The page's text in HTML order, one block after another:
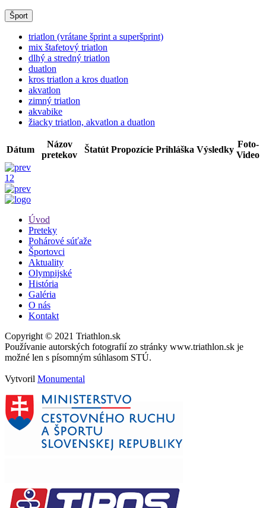
Šport
triatlon (vrátane šprint a superšprint)
mix štafetový triatlon
dlhý a stredný triatlon
duatlon
kros triatlon a kros duatlon
akvatlon
zimný triatlon
akvabike
žiacky triatlon, akvatlon a duatlon
Dátum
Názov
pretekov
Štatút Propozície Prihláška Výsledky
Foto-
Video
1 2
Úvod
Preteky
Pohárové súťaže
Športovci
Aktuality
Olympijské
História
Galéria
O nás
Kontakt
Copyright © 2021 Triathlon.sk
Používanie autorských fotografií zo stránky www.triathlon.sk je
možné len s písomným súhlasom STÚ.
Vytvoril Monumental